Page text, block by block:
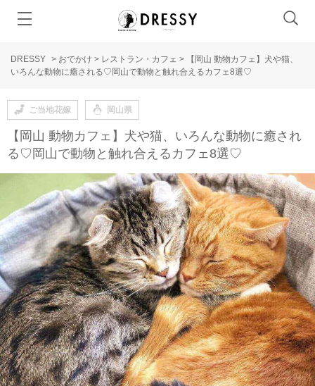
DRESSY > おでかけ > レストラン・カフェ >
【岡山 動物カフェ】犬や猫、
いろんな動物に癒される♡岡山で動物と触れ合えるカフェ8選♡
ご当地花嫁 岡山県
【岡山 動物カフェ】犬や猫、いろんな動物に癒され
る♡岡山で動物と触れ合えるカフェ8選♡